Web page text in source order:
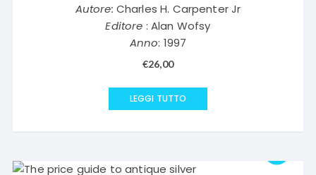
Autore: Charles H. Carpenter Jr
Editore : Alan Wofsy
Anno: 1997
€26,00
LEGGI TUTTO